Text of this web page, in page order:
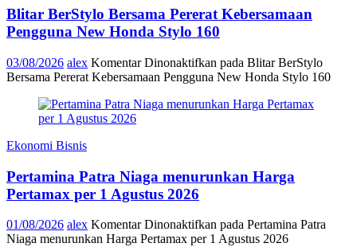
Blitar BerStylo Bersama Pererat Kebersamaan
Pengguna New Honda Stylo 160
03/08/2026 alex Komentar Dinonaktifkan pada Blitar BerStylo
Bersama Pererat Kebersamaan Pengguna New Honda Stylo 160
Ekonomi Bisnis
Pertamina Patra Niaga menurunkan Harga
Pertamax per 1 Agustus 2026
01/08/2026 alex Komentar Dinonaktifkan pada Pertamina Patra
Niaga menurunkan Harga Pertamax per 1 Agustus 2026